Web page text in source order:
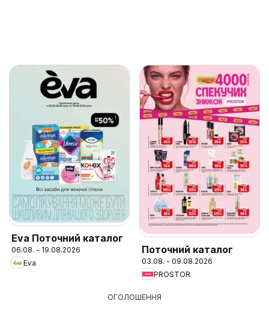
Eva Поточний каталог
06.08. - 19.08.2026
Eva
Поточний каталог
03.08. - 09.08.2026
PROSTOR
ОГОЛОШЕННЯ